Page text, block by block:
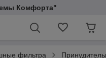
Комфорта"
фильтра